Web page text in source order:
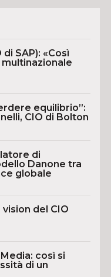
SAP): «Così
multinazionale
equilibrio”:
CIO di Bolton
di
Danone tra
globale
vision del CIO
così si
di un